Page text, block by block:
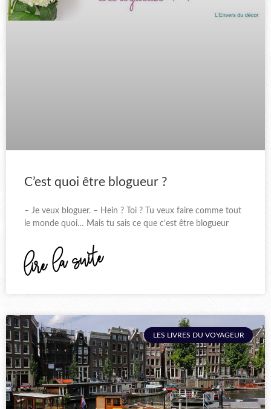
C’est quoi être blogueur ?
– Je veux bloguer. – Hein ? Toi ? Tu veux faire comme tout
le monde quoi… Mais tu sais ce que c’est être blogueur
lire la suite
LES LIVRES DU VOYAGEUR